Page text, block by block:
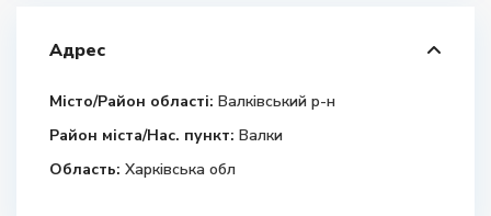
Адрес
Місто/Район області: Валківський р-н
Район міста/Нас. пункт: Валки
Область: Харківська обл